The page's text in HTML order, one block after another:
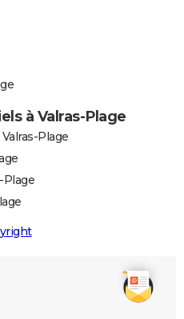
à Valras-Plage
Plage
Plage